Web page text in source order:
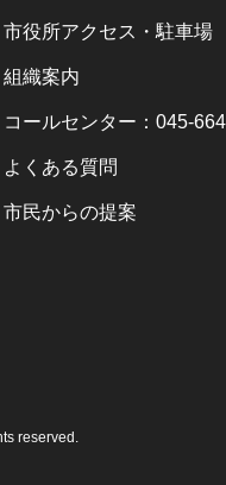
市役所アクセス・駐車場
組織案内
コールセンター：045-
よくある質問
市民からの提案
reserved.